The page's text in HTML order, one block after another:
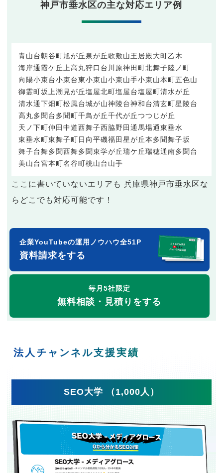
神戸市垂水区の主な対応エリア例
青山台朝谷町旭が丘泉が丘歌敷山王居殿大町乙木
海岸通 霞ケ丘 上高丸狩口台 川原神田町北舞子陸ノ町
向陽小束台小束台東小束山小束山手小束山本町五色山
御霊町坂上潮見が丘塩屋北町塩屋台塩屋町清水が丘
清水通下畑町松風台城が山神陵台神和台清玄町星陵台
高丸多聞台多聞町千鳥が丘千代が丘つつじが丘
天ノ下町仲田中道西舞子西脇野田通 馬場通東垂水
東垂水町東舞子町日向平磯福田星が丘本多聞舞子坂
舞子台舞多聞西舞多聞東学が丘瑞ケ丘瑞穂通南多聞台
美山台宮本町名谷町桃山台山手
ここに書いていないエリアも 兵庫県神戸市垂水区な
らどこでも対応可能です！
企業YouTubeの運用ノウハウ全51P
資料請求をする
毎月5社限定
無料相談・見積りをする
法人チャンネル支援実績
SEO大学 （1,000人）